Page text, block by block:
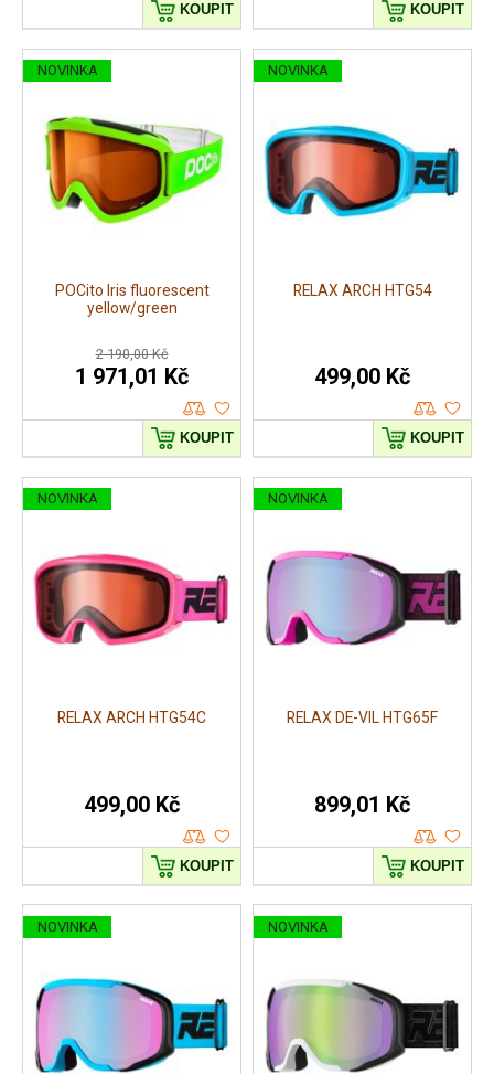
KOUPIT KOUPIT
NOVINKA
POCito Iris fluorescent
yellow/green
2 190,00 Kč
1 971,01 Kč
KOUPIT
NOVINKA
RELAX ARCH HTG54
499,00 Kč
KOUPIT
NOVINKA
RELAX ARCH HTG54C
499,00 Kč
KOUPIT
NOVINKA
RELAX DE-VIL HTG65F
899,01 Kč
KOUPIT
NOVINKA NOVINKA